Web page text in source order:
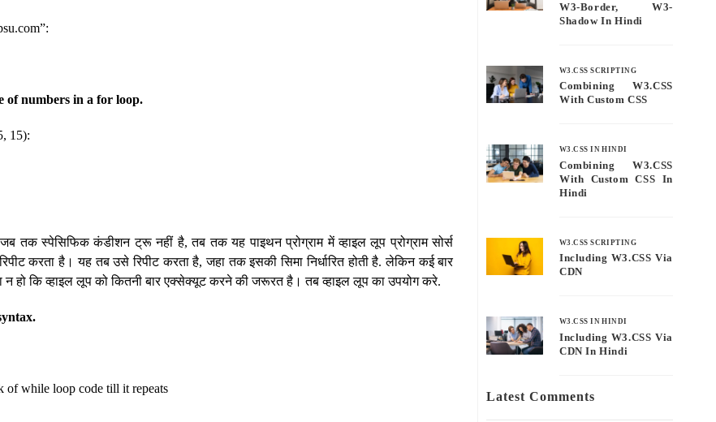
of numbers in a for loop.
15):
जब तक स्पेसिफिक कंडीशन ट्रू नहीं है, तब तक यह पाइथन प्रोग्राम में व्हाइल लूप प्रोग्राम सोर्स
करता है। यह तब उसे रिपीट करता है, जहा तक इसकी सिमा निर्धारित होती है. लेकिन कई बार
हो कि व्हाइल लूप को कितनी बार एक्सेक्यूट करने की जरूरत है। तब व्हाइल लूप का उपयोग करे.
of while loop code till it repeats
W3-Border, W3-
Shadow In Hindi
W3.CSS SCRIPTING
Combining W3.CSS
With Custom CSS
W3.CSS IN HINDI
Combining W3.CSS
With Custom CSS In
Hindi
W3.CSS SCRIPTING
Including W3.CSS Via
CDN
W3.CSS IN HINDI
Including W3.CSS Via
CDN In Hindi
Latest Comments